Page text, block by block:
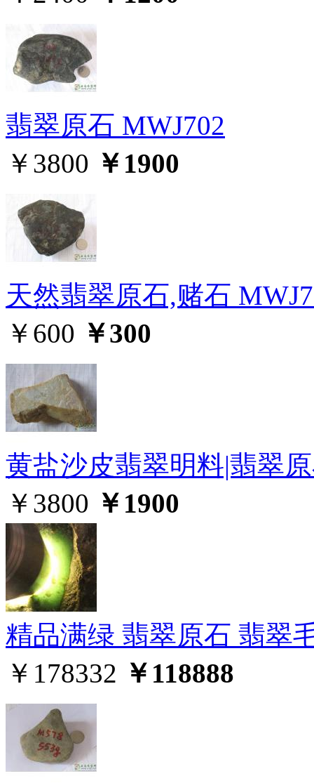
翡翠原石 MWJ702
￥3800 ￥1900
天然翡翠原石,赌石
￥600 ￥300
黄盐沙皮翡翠明料|翡翠
￥3800 ￥1900
精品满绿 翡翠原石 翡翠
￥178332 ￥118888